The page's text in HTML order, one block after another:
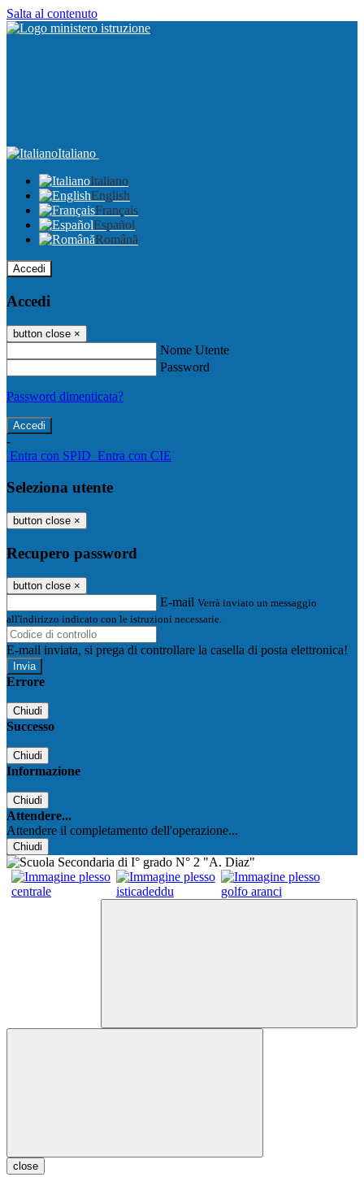
Salta al contenuto
Italiano
Italiano
English
Français
Español
Română
Accedi
Accedi
button close ×
Nome Utente
Password
Password dimenticata?
-
Entra con SPID Entra con CIE
Seleziona utente
button close ×
Recupero password
button close ×
E-mail Verrà inviato un messaggio
all'indirizzo indicato con le istruzioni necessarie.
E-mail inviata, si prega di controllare la casella di posta elettronica!
Errore
Chiudi
Successo
Chiudi
Informazione
Chiudi
Attendere...
Attendere il completamento dell'operazione...
Chiudi
close